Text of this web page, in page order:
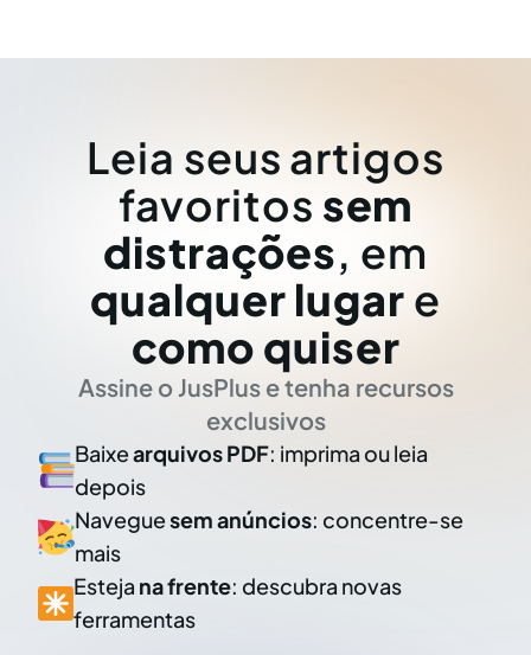
Leia seus artigos
favoritos sem
distrações, em
qualquer lugar e
como quiser
Assine o JusPlus e tenha recursos
exclusivos
Baixearquivos PDF: imprima ou leia
depois
Naveguesem anúncios: concentre-se
mais
Esteja na frente: descubra novas
ferramentas